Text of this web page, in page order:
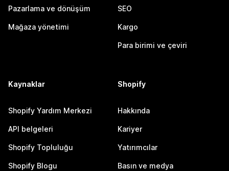
Pazarlama ve dönüşüm
Mağaza yönetimi
SEO
Kargo
Para birimi ve çeviri
Kaynaklar
Shopify Yardım Merkezi
API belgeleri
Shopify Topluluğu
Shopify Blogu
Shopify
Hakkında
Kariyer
Yatırımcılar
Basın ve medya